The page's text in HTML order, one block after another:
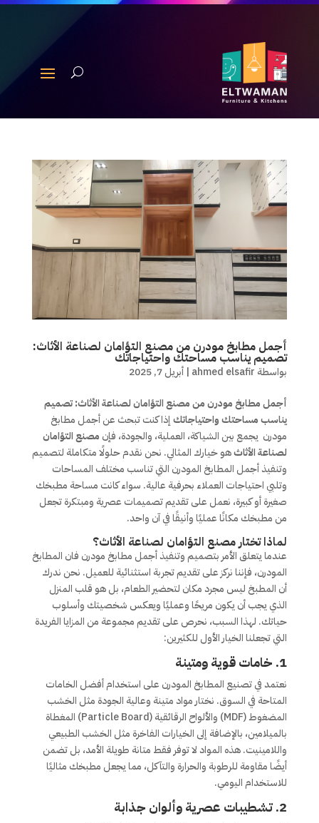
أجمل مطابخ مودرن من مصنع التؤامان لصناعة الأثاث:
تصميم يناسب مساحتك واحتياجاتك
بواسطة ahmed elsafir
| أبريل 7, 2025
أجمل مطابخ مودرن من مصنع التؤامان لصناعة الأثاث: تصميم
يناسب مساحتك واحتياجاتكإذا كنت تبحث عن أجمل مطابخ
مودرن يجمع بين الشياكة، العملية، والجودة، فإن مصنع التؤامان
لصناعة الأثاثهو خيارك المثالي. نحن نقدم حلولًا متكاملة لتصميم
وتنفيذ أجمل المطابخ المودرن التي تناسب مختلف المساحات
وتلبي احتياجات العملاء بحرفية عالية. سواء كانت مساحة مطبخك
صغيرة أو كبيرة، نعمل على تقديم تصميمات عصرية ومبتكرة تجعل
من مطبخك مكانًا عمليًا وأنيقًا في آن واحد.
لماذا تختار مصنع التؤامان لصناعة الأثاث؟
عندما يتعلق الأمر بتصميم وتنفيذ أجمل مطابخ مودرن فان المطابخ
المودرن، فإننا نركز على تقديم تجربة استثنائية للعميل. نحن ندرك
أن المطبخ ليس مجرد مكان لتحضير الطعام، بل هو قلب المنزل
الذي يجب أن يكون مريحًا وعمليًا ويعكس شخصيتك وأسلوب
حياتك. لهذا السبب، نحرص على تقديم مجموعة من المزايا الفريدة
التي تجعلنا الخيار الأول للكثيرين:
1. خامات قوية ومتينة
نعتمد في تصنيع المطابخ المودرن على استخدام أفضل الخامات
المتاحة في السوق. نختار مواد متينة وعالية الجودة مثل الخشب
المضغوط (MDF) والألواح الرقائقية (Particle Board) المغطاة
بالميلامين، بالإضافة إلى الخيارات الفاخرة مثل الخشب الطبيعي
واللامينيت. هذه المواد لا توفر فقط متانة طويلة الأمد، بل تضمن
أيضًا مقاومة للرطوبة والحرارة والتآكل، مما يجعل مطبخك مثاليًا
للاستخدام اليومي.
2. تشطيبات عصرية وألوان جذابة